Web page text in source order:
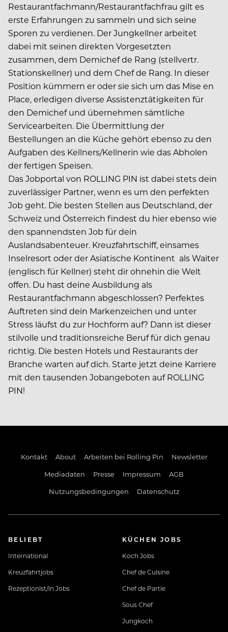
Restaurantfachmann/Restaurantfachfrau gilt es
erste Erfahrungen zu sammeln und sich seine
Sporen zu verdienen. Der Jungkellner arbeitet
dabei mit seinen direkten Vorgesetzten
zusammen, dem Demichef de Rang (stellvertr.
Stationskellner) und dem Chef de Rang. In dieser
Position kümmern er oder sie sich um das Mise en
Place, erledigen diverse Assistenztätigkeiten für
den Demichef und übernehmen sämtliche
Servicearbeiten. Die Übermittlung der
Bestellungen an die Küche gehört ebenso zu den
Aufgaben des Kellners/Kellnerin wie das Abholen
der fertigen Speisen.
Das Jobportal von ROLLING PIN ist dabei stets dein
zuverlässiger Partner, wenn es um den perfekten
Job geht. Die besten Stellen aus Deutschland, der
Schweiz und Österreich findest du hier ebenso wie
den spannendsten Job für dein
Auslandsabenteuer. Kreuzfahrtschiff, einsames
Inselresort oder der Asiatische Kontinent  als Waiter
(englisch für Kellner) steht dir ohnehin die Welt
offen. Du hast deine Ausbildung als
Restaurantfachmann abgeschlossen? Perfektes
Auftreten sind dein Markenzeichen und unter
Stress läufst du zur Hochform auf? Dann ist dieser
stilvolle und traditionsreiche Beruf für dich genau
richtig. Die besten Hotels und Restaurants der
Branche warten auf dich. Starte jetzt deine Karriere
mit den tausenden Jobangeboten auf ROLLING
PIN!
Kontakt About Arbeiten bei Rolling Pin
Newsletter
Mediadaten
Presse Impressum
AGB
Nutzungsbedingungen
Datenschutz
BELIEBT
International
Kreuzfahrtjobs
Rezeptionist/in Jobs
KÜCHEN JOBS
Koch Jobs
Chef de Cuisine
Chef de Partie
Sous Chef
Jungkoch